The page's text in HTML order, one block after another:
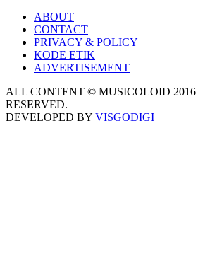
ABOUT
CONTACT
PRIVACY & POLICY
KODE ETIK
ADVERTISEMENT
ALL CONTENT © MUSICOLOID 2016
RESERVED.
DEVELOPED BY VISGODIGI